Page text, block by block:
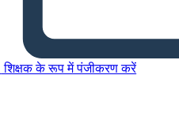
शिक्षक के रूप में पंजीकरण करें